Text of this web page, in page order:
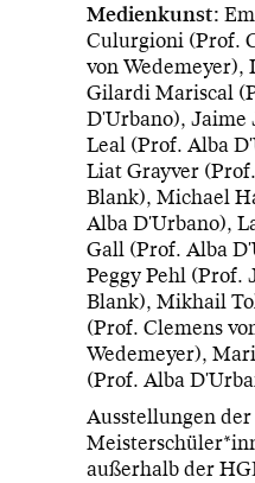
Medienkunst:
Culurgioni (Prof.
von Wedemeyer),
Gilardi Mariscal
D'Urbano), Jaime
Leal (Prof. Alba
Liat Grayver
Blank), Michael
Alba D'Urbano),
Gall (Prof. Alba
Peggy Pehl (Prof.
Blank), Mikhail
(Prof. Clemens
Wedemeyer),
(Prof. Alba
Ausstellungen der
außerhalb der